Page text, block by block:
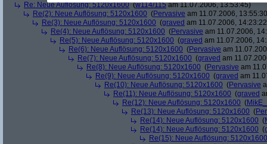
Re: Neue Auflösung: 5120x1600(w114/115am 11.07.2006, 13:53:45)
Re(2): Neue Auflösung: 5120x1600 (Pervasive am 11.07.2006,
Re(3): Neue Auflösung: 5120x1600 (graved am 11.07.2006,
Re(4): Neue Auflösung: 5120x1600 (Pervasive am 11.07.2006,
Re(5): Neue Auflösung: 5120x1600 (graved am 11.07.2006,
Re(6): Neue Auflösung: 5120x1600 (Pervasive am
Re(7): Neue Auflösung: 5120x1600 (graved am
Re(8): Neue Auflösung: 5120x1600 (Pervasive am
Re(9): Neue Auflösung: 5120x1600 (graved am
Re(10): Neue Auflösung: 5120x1600 (Pervasive
Re(11): Neue Auflösung: 5120x1600 (graved
Re(12): Neue Auflösung: 5120x1600 (MikE_
Re(13): Neue Auflösung: 5120x1600 (
Re(14): Neue Auflösung: 5120x1600 (
Re(14): Neue Auflösung: 5120x1600 (
Re(15): Neue Auflösung: 5120x1600